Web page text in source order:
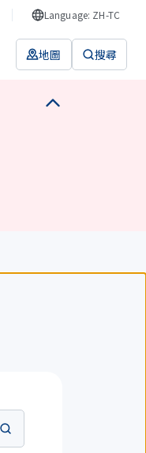
Language: ZH-TC
地圖 搜尋